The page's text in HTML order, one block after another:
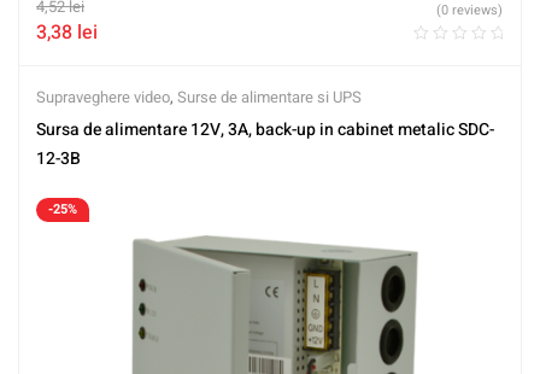
4,52lei
3,38 lei
(0 reviews)
Supraveghere video, Surse de alimentare si UPS
Sursa de alimentare 12V, 3A, back-up in cabinet metalic SDC-
12-3B
-25%